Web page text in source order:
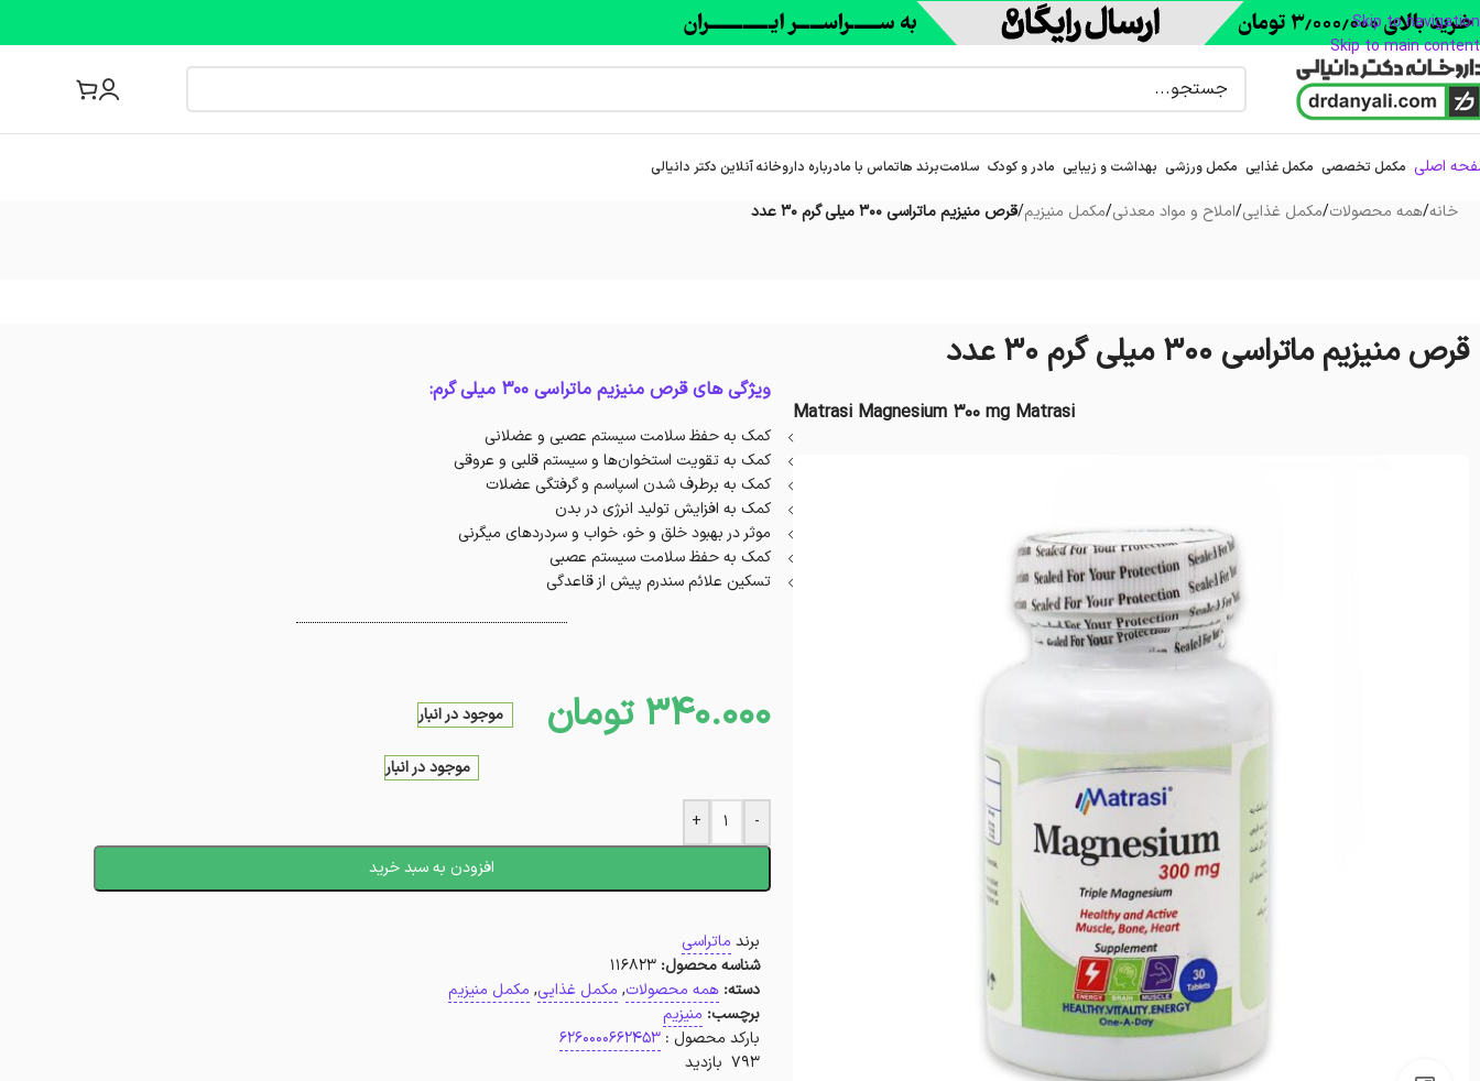
Skip to navigation
Skip to main content
اصلی مکمل تخصصی مکمل غذایی مکمل ورزشی بهداشت و زیبایی مادر و کودک سلامتبرند هاتماس با مادرباره‌ داروخانه آنلاین دکتر دانیالی
خانه/همه محصولات/مکمل غذایی/املاح و مواد معدنی/مکمل منیزیم/قرص منیزیم ماتراسی 300 میلی گرم 30 عدد
قرص منیزیم ماتراسی 300 میلی گرم 30 عدد
Matrasi Magnesium 300 mg Matrasi
ویژگی های قرص منیزیم ماتراسی 300 میلی گرم:
کمک به حفظ سلامت سیستم عصبی و عضلانی
کمک به تقویت استخوان‌ها و سیستم قلبی‎ و عروقی
کمک به برطرف شدن اسپاسم و گرفتگی عضلات
کمک به افزایش تولید انرژی در بدن
موثر در بهبود خلق و خو، خواب و سردردهای میگرنی
کمک به حفظ سلامت سیستم عصبی
تسکین علائم سندرم پیش از قاعدگی
340.000 تومان موجود در انبار
موجود در انبار
-
+
افزودن به سبد خرید
برند ماتراسی
شناسه محصول:116823
دسته: همه محصولات, مکمل غذایی, مکمل منیزیم
برچسب: منیزیم
بارکد محصول :6260000662453
793 بازدید